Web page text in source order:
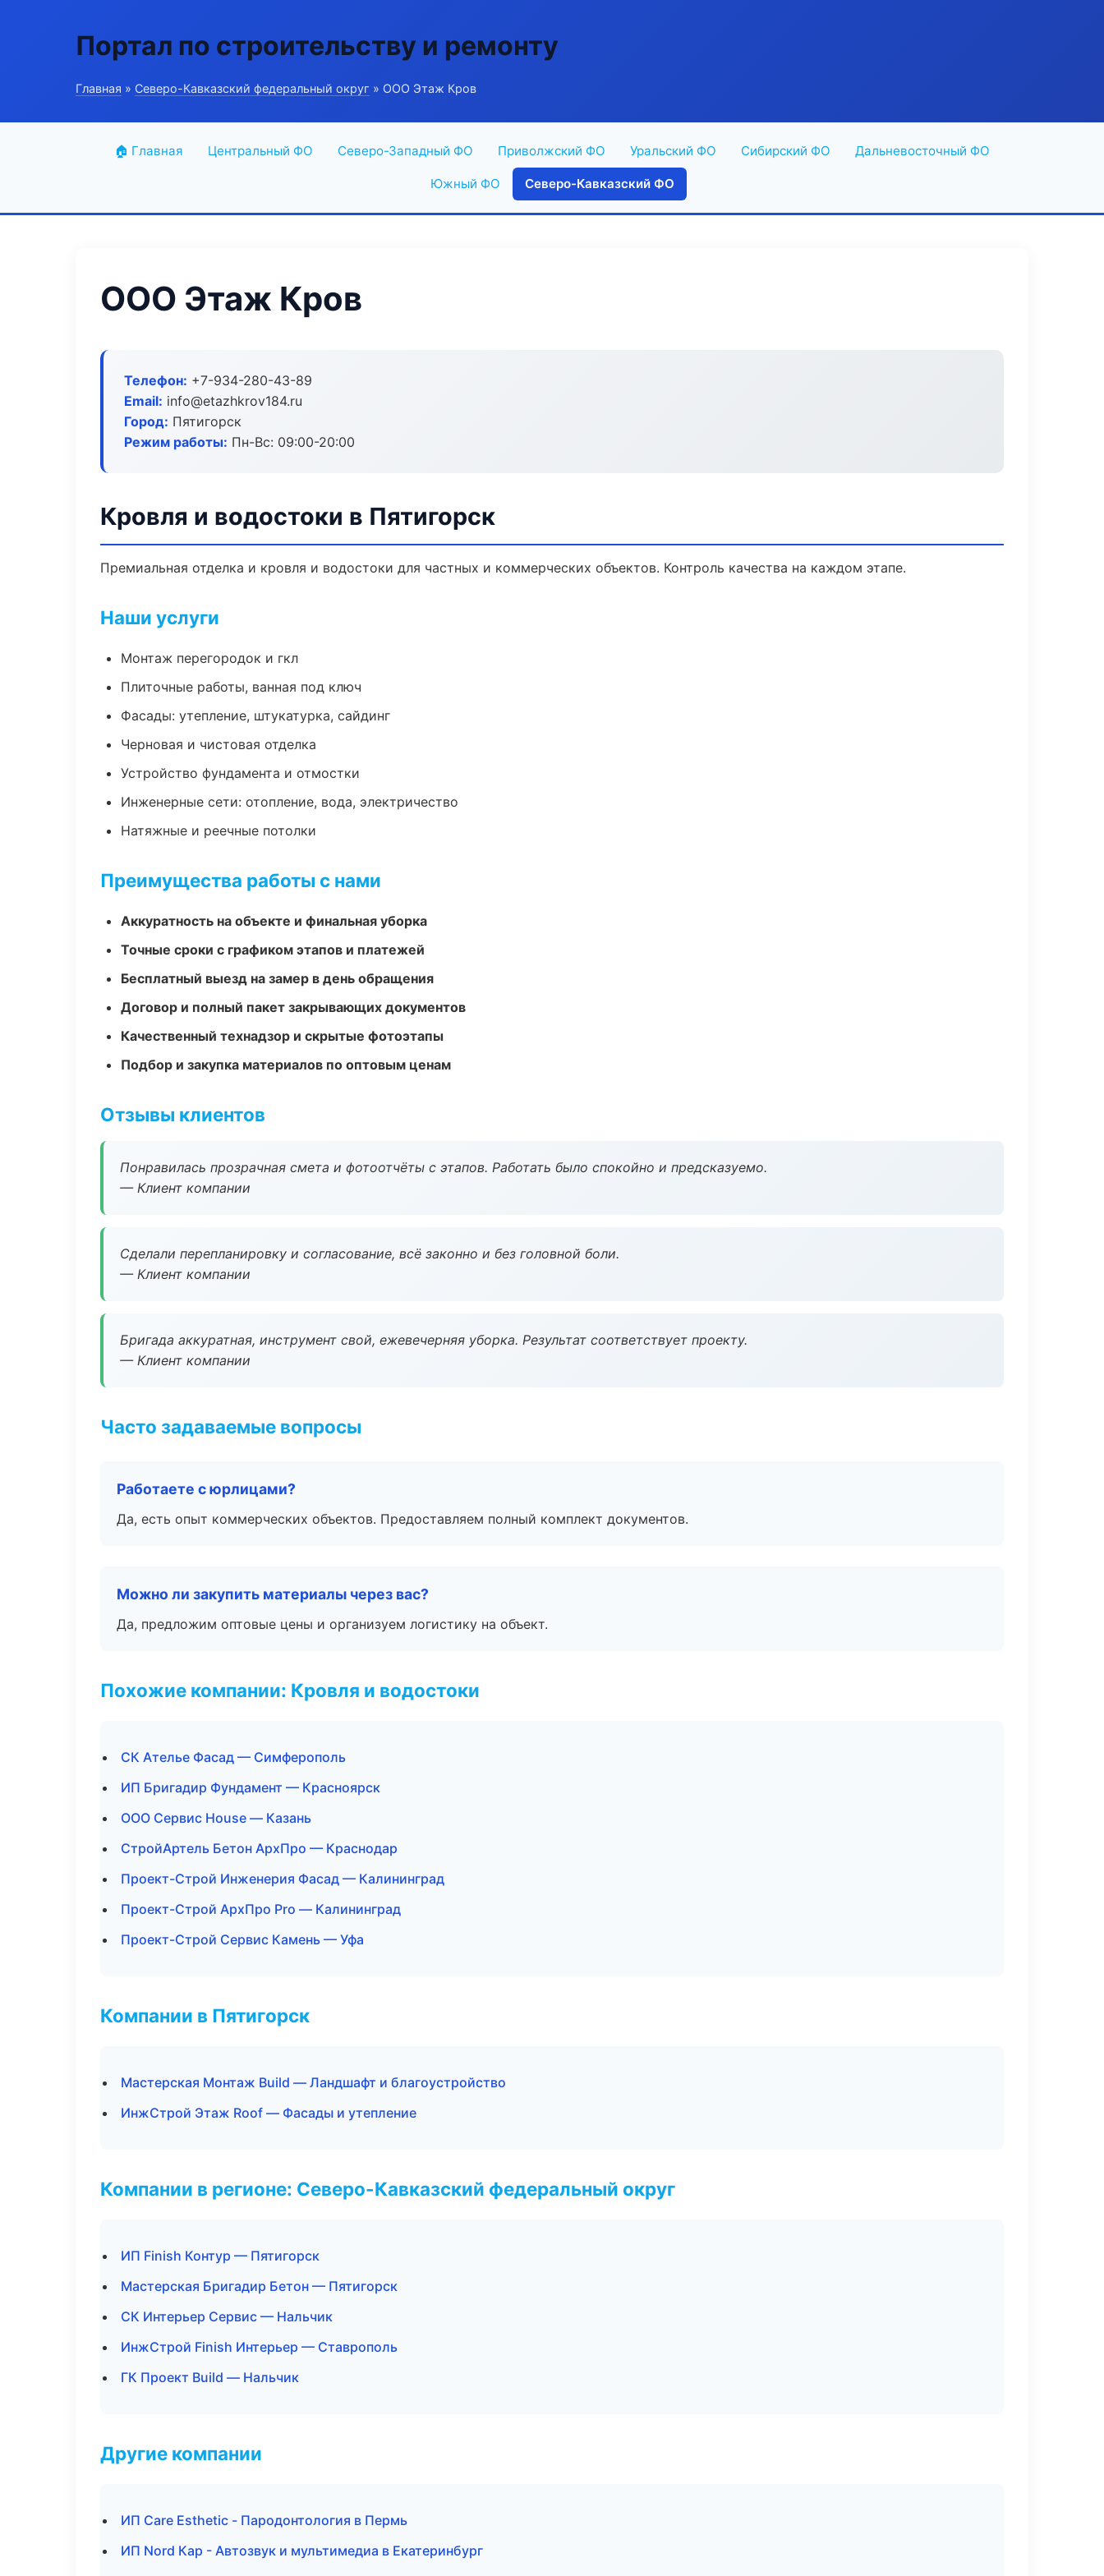
Портал по строительству и ремонту
Главная » Северо-Кавказский федеральный округ » ООО Этаж Кров
🏠 Главная Центральный ФО Северо-Западный ФО Приволжский ФО Уральский ФО Сибирский ФО Дальневосточный ФО
Южный ФО Северо-Кавказский ФО
ООО Этаж Кров
Телефон: +7-934-280-43-89
Email: info@etazhkrov184.ru
Город: Пятигорск
Режим работы: Пн-Вс: 09:00-20:00
Кровля и водостоки в Пятигорск
Премиальная отделка и кровля и водостоки для частных и коммерческих объектов. Контроль качества на каждом этапе.
Наши услуги
Монтаж перегородок и гкл
Плиточные работы, ванная под ключ
Фасады: утепление, штукатурка, сайдинг
Черновая и чистовая отделка
Устройство фундамента и отмостки
Инженерные сети: отопление, вода, электричество
Натяжные и реечные потолки
Преимущества работы с нами
Аккуратность на объекте и финальная уборка
Точные сроки с графиком этапов и платежей
Бесплатный выезд на замер в день обращения
Договор и полный пакет закрывающих документов
Качественный технадзор и скрытые фотоэтапы
Подбор и закупка материалов по оптовым ценам
Отзывы клиентов
Понравилась прозрачная смета и фотоотчёты с этапов. Работать было спокойно и предсказуемо.
— Клиент компании
Сделали перепланировку и согласование, всё законно и без головной боли.
— Клиент компании
Бригада аккуратная, инструмент свой, ежевечерняя уборка. Результат соответствует проекту.
— Клиент компании
Часто задаваемые вопросы
Работаете с юрлицами?
Да, есть опыт коммерческих объектов. Предоставляем полный комплект документов.
Можно ли закупить материалы через вас?
Да, предложим оптовые цены и организуем логистику на объект.
Похожие компании: Кровля и водостоки
СК Ателье Фасад — Симферополь
ИП Бригадир Фундамент — Красноярск
ООО Сервис House — Казань
СтройАртель Бетон АрхПро — Краснодар
Проект-Строй Инженерия Фасад — Калининград
Проект-Строй АрхПро Pro — Калининград
Проект-Строй Сервис Камень — Уфа
Компании в Пятигорск
Мастерская Монтаж Build — Ландшафт и благоустройство
ИнжСтрой Этаж Roof — Фасады и утепление
Компании в регионе: Северо-Кавказский федеральный округ
ИП Finish Контур — Пятигорск
Мастерская Бригадир Бетон — Пятигорск
СК Интерьер Сервис — Нальчик
ИнжСтрой Finish Интерьер — Ставрополь
ГК Проект Build — Нальчик
Другие компании
ИП Care Esthetic - Пародонтология в Пермь
ИП Nord Кар - Автозвук и мультимедиа в Екатеринбург